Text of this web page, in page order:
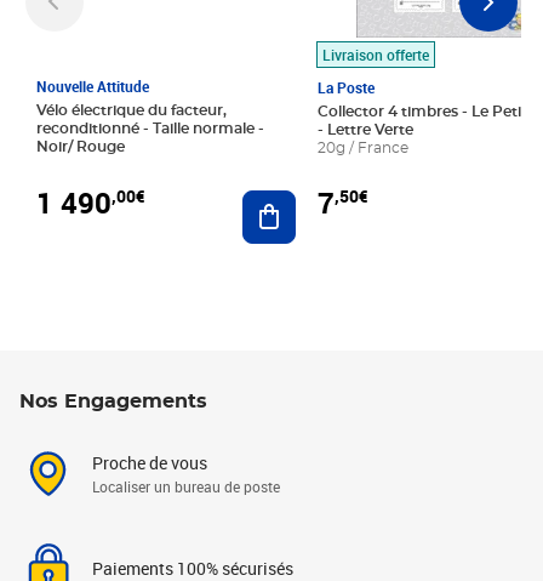
Nouvelle Attitude
Vélo électrique du facteur,
reconditionné - Taille normale -
Noir/ Rouge
1 490,00€ Ajouter au panier
Livraison offerte
La Poste
Collector 4 timbres - Le Petit
- Lettre Verte
20g / France
7,50€
Nos Engagements
Proche de vous
Localiser un bureau de poste
Paiements 100% sécurisés